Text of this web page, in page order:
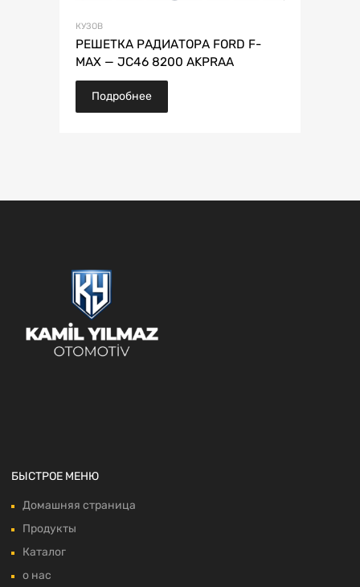
КУЗОВ
РЕШЕТКА РАДИАТОРА FORD F-
MAX — JC46 8200 AKPRAA
Подробнее
БЫСТРОЕ МЕНЮ
Домашняя страница
Продукты
Каталог
о нас